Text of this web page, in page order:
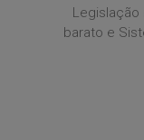
Legislação
barato e